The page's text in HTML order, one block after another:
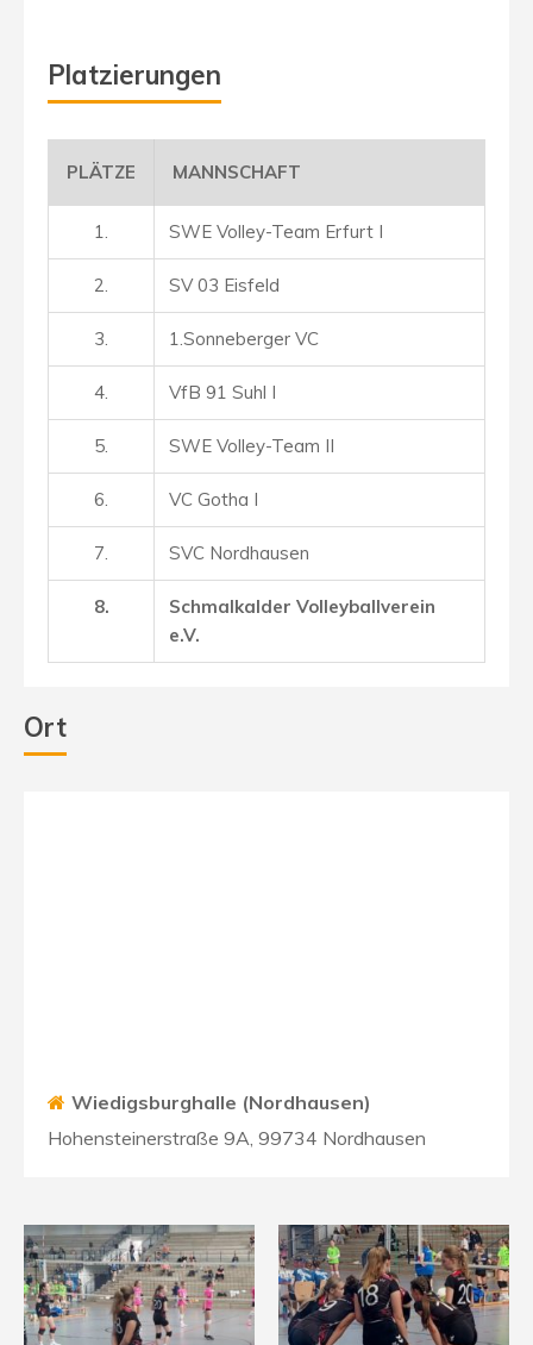
Platzierungen
PLÄTZE MANNSCHAFT
1. SWE Volley-Team Erfurt I
2. SV 03 Eisfeld
3. 1.Sonneberger VC
4. VfB 91 Suhl I
5. SWE Volley-Team II
6. VC Gotha I
7. SVC Nordhausen
8.
Schmalkalder Volleyballverein
e.V.
Ort
Wiedigsburghalle (Nordhausen)
Hohensteinerstraße 9A, 99734 Nordhausen